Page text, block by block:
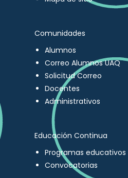
Comunidades
Alumnos
Correo Alumnos UAQ
Solicitud Correo
Docentes
Administrativos
Educación Continua
Programas educativos
Convocatorias